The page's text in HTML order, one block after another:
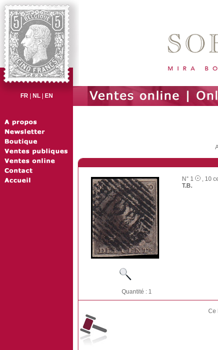
FR| NL| EN
N° 1
, 10
T.B.
Quantité : 1
Ce